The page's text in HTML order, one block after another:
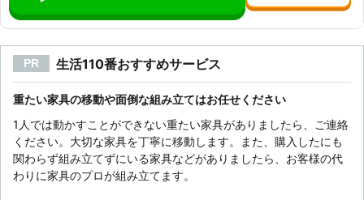
PR 生活110番おすすめサービス
重たい家具の移動や面倒な組み立てはお任せください
1人では動かすことができない重たい家具がありましたら、ご連絡
ください。大切な家具を丁寧に移動します。また、購入したにも
関わらず組み立てずにいる家具などがありましたら、お客様の代
わりに家具のプロが組み立てます。